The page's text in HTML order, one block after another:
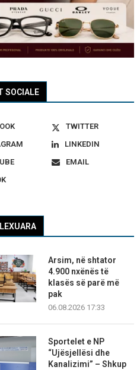
SOCIALE
TWITTER
LINKEDIN
EMAIL
Arsim, në shtator
4.900 nxënës të
klasës së parë më
pak
06.08.2026 17:33
Sportelet e NP
“Ujësjellësi dhe
Kanalizimi” – Shkup